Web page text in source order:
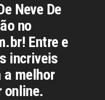
Neve De
no
Entre e
incriveis
a melhor
online.